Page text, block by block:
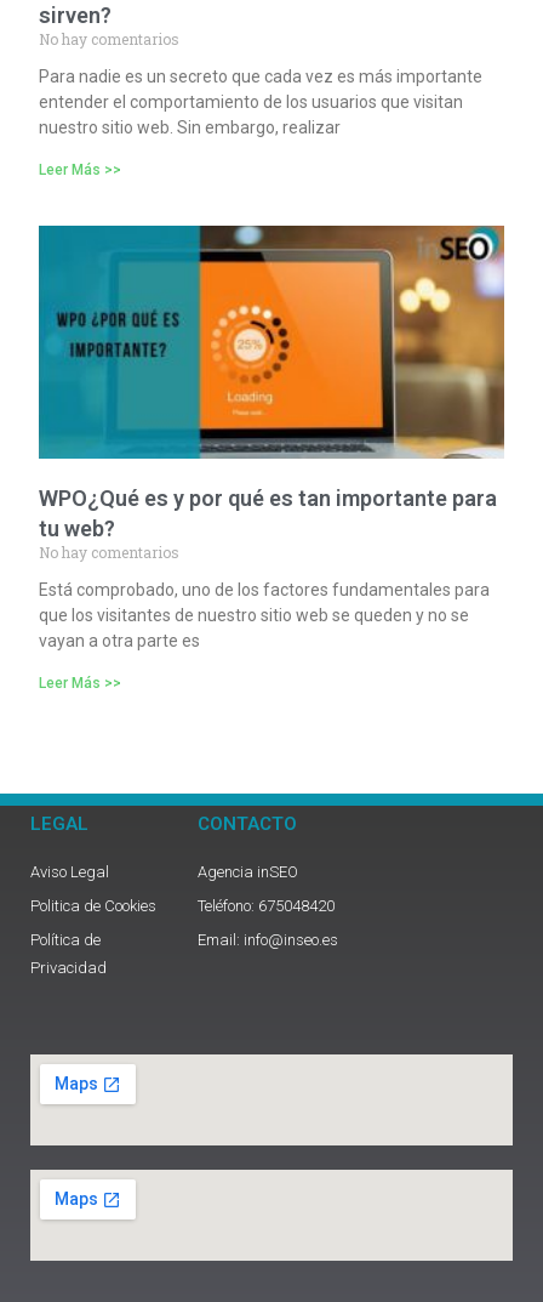
sirven?
No hay comentarios
Para nadie es un secreto que cada vez es más importante
entender el comportamiento de los usuarios que visitan
nuestro sitio web. Sin embargo, realizar
Leer Más >>
WPO¿Qué es y por qué es tan importante para
tu web?
No hay comentarios
Está comprobado, uno de los factores fundamentales para
que los visitantes de nuestro sitio web se queden y no se
vayan a otra parte es
Leer Más >>
LEGAL
Aviso Legal
Politica de Cookies
Política de
Privacidad
CONTACTO
Agencia inSEO
Teléfono: 675048420
Email: info@inseo.es